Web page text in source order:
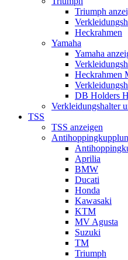
Triumph
Heckrahmen
Yamaha
Yamaha
Heckrahmen
DB Holders
Verkleidungshalter
TSS
TSS anzeigen
Aprilia
BMW
Ducati
Honda
Kawasaki
KTM
MV Agusta
Suzuki
TM
Triumph